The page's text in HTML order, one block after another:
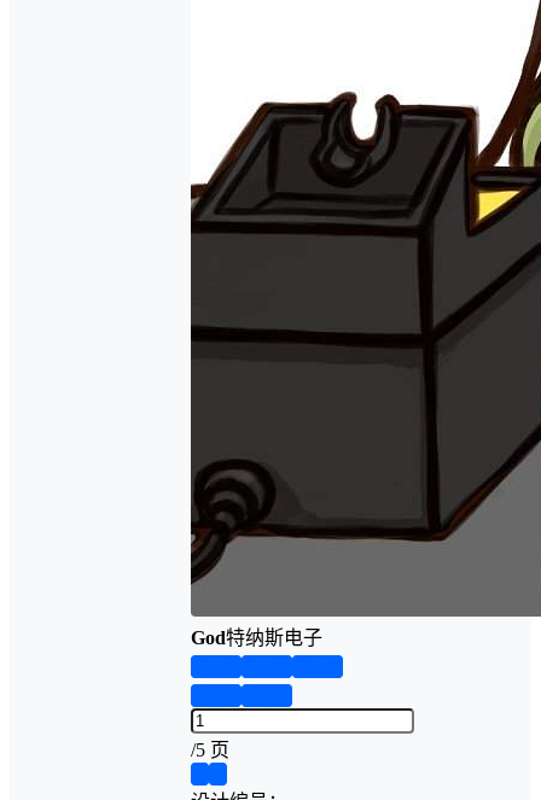
God特纳斯电子
/5 页